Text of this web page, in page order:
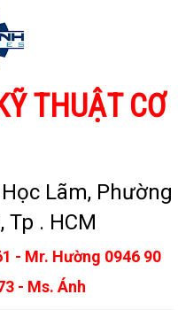
THUẬT CƠ
Lãm, Phường
Tp . HCM
- Mr. Hường 0946 90
- Ms. Ánh